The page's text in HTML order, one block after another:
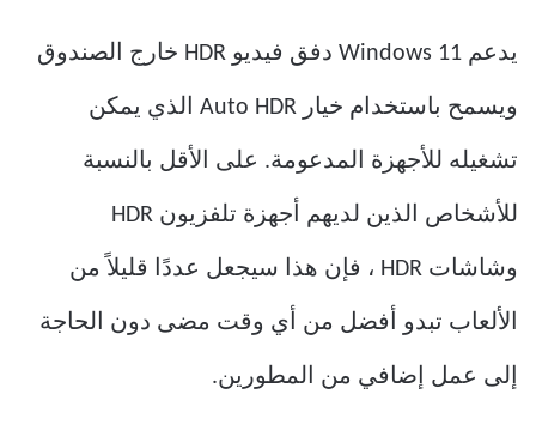
يدعم Windows 11 دفق فيديو HDR خارج الصندوق
ويسمح باستخدام خيار Auto HDR الذي يمكن
تشغيله للأجهزة المدعومة. على الأقل بالنسبة
للأشخاص الذين لديهم أجهزة تلفزيون HDR
وشاشات HDR ، فإن هذا سيجعل عددًا قليلاً من
الألعاب تبدو أفضل من أي وقت مضى دون الحاجة
إلى عمل إضافي من المطورين.